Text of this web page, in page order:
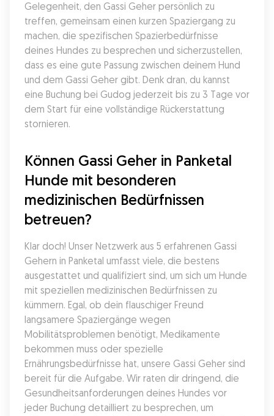
Gelegenheit, den Gassi Geher persönlich zu
treffen, gemeinsam einen kurzen Spaziergang zu
machen, die spezifischen Spazierbedürfnisse
deines Hundes zu besprechen und sicherzustellen,
dass es eine gute Passung zwischen deinem Hund
und dem Gassi Geher gibt. Denk dran, du kannst
eine Buchung bei Gudog jederzeit bis zu 3 Tage vor
dem Start für eine vollständige Rückerstattung
stornieren.
Können Gassi Geher in Panketal
Hunde mit besonderen
medizinischen Bedürfnissen
betreuen?
Klar doch! Unser Netzwerk aus 5 erfahrenen Gassi
Gehern in Panketal umfasst viele, die bestens
ausgestattet und qualifiziert sind, um sich um Hunde
mit speziellen medizinischen Bedürfnissen zu
kümmern. Egal, ob dein flauschiger Freund
langsamere Spaziergänge wegen
Mobilitätsproblemen benötigt, Medikamente
bekommen muss oder spezielle
Ernährungsbedürfnisse hat, unsere Gassi Geher sind
bereit für die Aufgabe. Wir raten dir dringend, die
Gesundheitsanforderungen deines Hundes vor
jeder Buchung detailliert zu besprechen, um